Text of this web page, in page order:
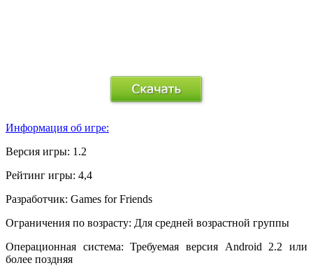
Информация об игре:
Версия игры: 1.2
Рейтинг игры: 4,4
Разработчик: Games for Friends
Ограничения по возрасту: Для средней возрастной группы
Операционная система: Требуемая версия Android 2.2 или
более поздняя